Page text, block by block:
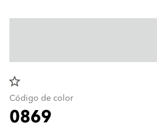
star_border
Código de color
0869